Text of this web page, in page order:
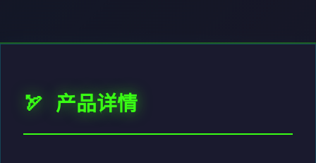
🏹 产品详情